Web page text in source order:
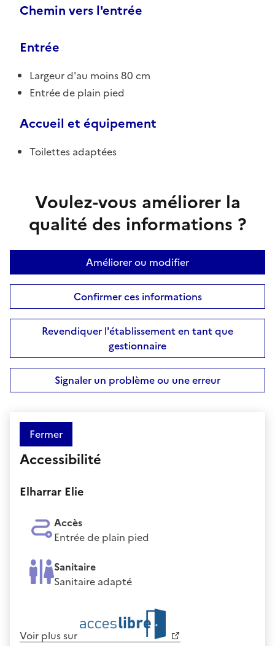
Chemin vers l'entrée
Entrée
Largeur d'au moins 80 cm
Entrée de plain pied
Accueil et équipement
Toilettes adaptées
Voulez-vous améliorer la
qualité des informations ?
Améliorer ou modifier
Confirmer ces informations
Revendiquer l'établissement en tant que
gestionnaire
Signaler un problème ou une erreur
Fermer
Accessibilité
Elharrar Elie
Accès
Entrée de plain pied
Sanitaire
Sanitaire adapté
Voir plus sur